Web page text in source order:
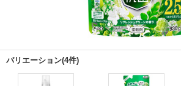
バリエーション(4件)